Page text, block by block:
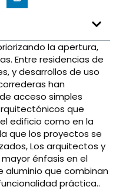
la apertura,
Entre residencias de
y desarrollos de uso
han
acceso simples
que
edificio como en la
que los proyectos se
Los arquitectos y
énfasis en el
aluminio que combinan
práctica..